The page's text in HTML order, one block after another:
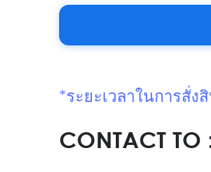
*ระยะเวลาในการสั่
CONTACT TO